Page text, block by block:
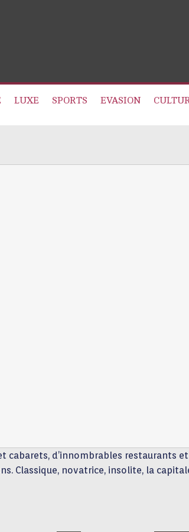
LUXE SPORTS EVASION
cabarets, d’innombrables restaurants
Classique, novatrice, insolite, la